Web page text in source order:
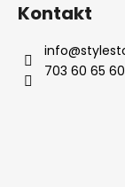
Kontakt
info@
703 60 65 60